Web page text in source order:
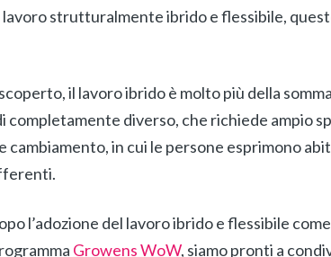
lavoro strutturalmente ibrido e flessibile,
il lavoro ibrido è molto più della
completamente diverso, che richiede ampio
cambiamento, in cui le persone esprimono
l’adozione del lavoro ibrido e flessibile
Growens WoW, siamo pronti a